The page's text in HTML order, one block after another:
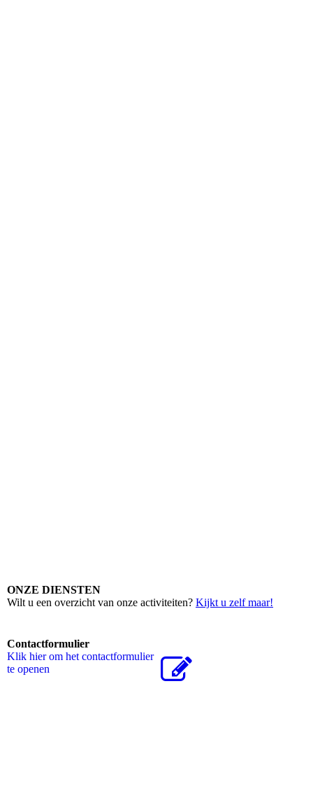
ONZE DIENSTEN
Wilt u een overzicht van onze activiteiten? Kijkt u zelf maar!
Contactformulier
Klik hier om het contactformulier
te openen